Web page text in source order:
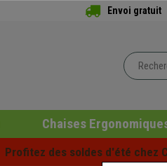
Envoi gratuit
Chaises
Profitez des soldes d'été chez